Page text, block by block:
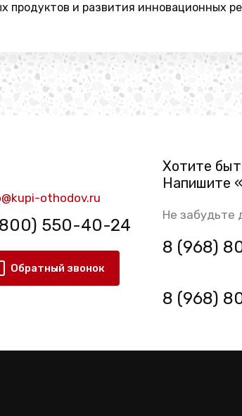
продуктов и развития инновационных
othodov.ru
550-40-24
Обратный звонок
Хотите
Напишите
Не забудьте
8 (968)
8 (968)